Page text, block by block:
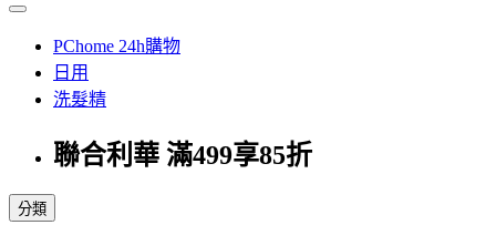
PChome 24h購物
日用
洗髮精
聯合利華 滿499享85折
分類